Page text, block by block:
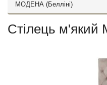
МОДЕНА (Белліні)
Стілець